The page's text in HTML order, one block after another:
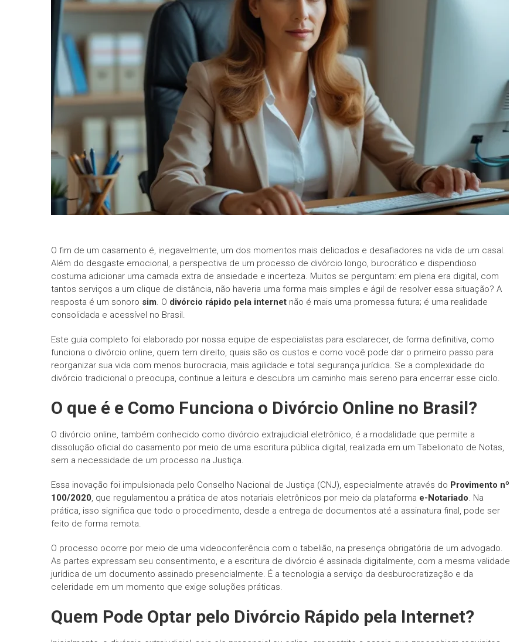
informe-nos
necessidade.
O fim de um casamento é, inegavelmente, um dos momentos mais delicados e desafiadores na vida de um casal.
Além do desgaste emocional, a perspectiva de um processo de divórcio longo, burocrático e dispendioso
costuma adicionar uma camada extra de ansiedade e incerteza. Muitos se perguntam: em plena era digital, com
tantos serviços a um clique de distância, não haveria uma forma mais simples e ágil de resolver essa situação? A
resposta é um sonoro sim. O divórcio rápido pela internet não é mais uma promessa futura; é uma realidade
consolidada e acessível no Brasil.
Este guia completo foi elaborado por nossa equipe de especialistas para esclarecer, de forma definitiva, como
funciona o divórcio online, quem tem direito, quais são os custos e como você pode dar o primeiro passo para
reorganizar sua vida com menos burocracia, mais agilidade e total segurança jurídica. Se a complexidade do
divórcio tradicional o preocupa, continue a leitura e descubra um caminho mais sereno para encerrar esse ciclo.
O que é e Como Funciona o Divórcio Online no Brasil?
O divórcio online, também conhecido como divórcio extrajudicial eletrônico, é a modalidade que permite a
dissolução oficial do casamento por meio de uma escritura pública digital, realizada em um Tabelionato de Notas,
sem a necessidade de um processo na Justiça.
Essa inovação foi impulsionada pelo Conselho Nacional de Justiça (CNJ), especialmente através do Provimento nº
100/2020, que regulamentou a prática de atos notariais eletrônicos por meio da plataforma e-Notariado. Na
prática, isso significa que todo o procedimento, desde a entrega de documentos até a assinatura final, pode ser
feito de forma remota.
O processo ocorre por meio de uma videoconferência com o tabelião, na presença obrigatória de um advogado.
As partes expressam seu consentimento, e a escritura de divórcio é assinada digitalmente, com a mesma validade
jurídica de um documento assinado presencialmente. É a tecnologia a serviço da desburocratização e da
celeridade em um momento que exige soluções práticas.
Quem Pode Optar pelo Divórcio Rápido pela Internet?